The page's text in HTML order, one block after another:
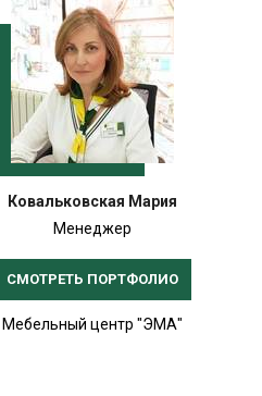
Ковальковская Мария
Менеджер
СМОТРЕТЬ ПОРТФОЛИО
Мебельный центр "ЭМА"